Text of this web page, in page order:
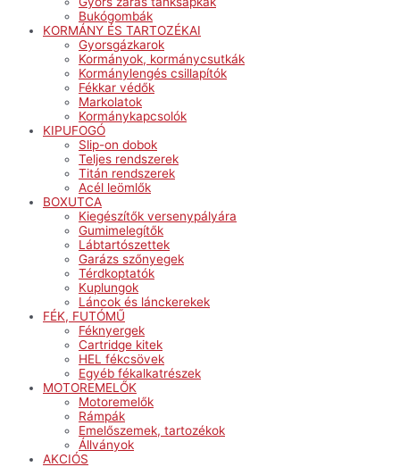
Bukógombák
KORMÁNY ÉS TARTOZÉKAI
Gyorsgázkarok
Kormányok, kormánycsutkák
Kormánylengés csillapítók
Fékkar védők
Markolatok
Kormánykapcsolók
KIPUFOGÓ
Slip-on dobok
Teljes rendszerek
Titán rendszerek
Acél leömlők
BOXUTCA
Kiegészítők versenypályára
Gumimelegítők
Lábtartószettek
Garázs szőnyegek
Térdkoptatók
Kuplungok
Láncok és lánckerekek
FÉK, FUTÓMŰ
Féknyergek
Cartridge kitek
HEL fékcsövek
Egyéb fékalkatrészek
MOTOREMELŐK
Motoremelők
Rámpák
Emelőszemek, tartozékok
Állványok
AKCIÓS